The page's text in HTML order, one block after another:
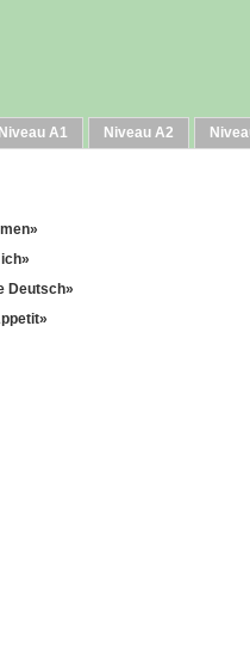
Niveau A1 Niveau A2
Deutsch»